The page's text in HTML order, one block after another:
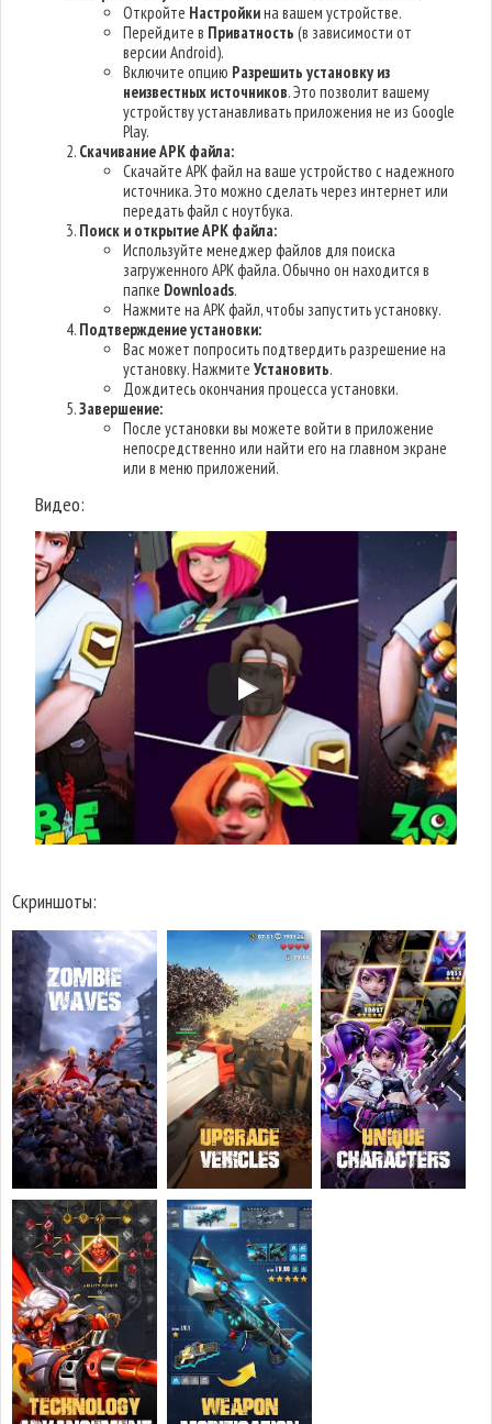
Откройте Настройкина вашем устройстве.
Перейдите в Приватность (в зависимости от
версии Android).
Включите опцию Разрешить установку из
неизвестных источников. Это позволит вашему
устройству устанавливать приложения не из Google
Play.
Скачивание APK файла:
Скачайте APK файл на ваше устройство с надежного
источника. Это можно сделать через интернет или
передать файл с ноутбука.
Поиск и открытие APK файла:
Используйте менеджер файлов для поиска
загруженного APK файла. Обычно он находится в
папке Downloads.
Нажмите на APK файл, чтобы запустить установку.
Подтверждение установки:
Вас может попросить подтвердить разрешение на
установку. НажмитеУстановить.
Дождитесь окончания процесса установки.
Завершение:
После установки вы можете войти в приложение
непосредственно или найти его на главном экране
или в меню приложений.
Видео:
Скриншоты: